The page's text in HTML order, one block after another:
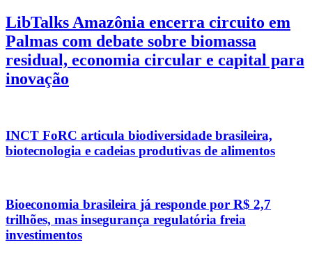
LibTalks Amazônia encerra circuito em
Palmas com debate sobre biomassa
residual, economia circular e capital para
inovação
INCT FoRC articula biodiversidade brasileira,
biotecnologia e cadeias produtivas de alimentos
Bioeconomia brasileira já responde por R$ 2,7
trilhões, mas insegurança regulatória freia
investimentos